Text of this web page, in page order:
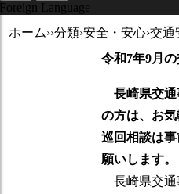
Foreign Language
ホーム››分類›安全・安心›交通
令和7年9月
長崎県交通
の方は、お気
巡回相談は
願いします。
長崎県交通